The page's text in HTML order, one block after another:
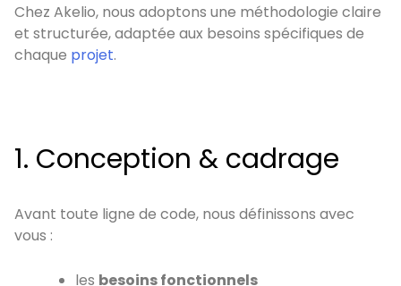
Chez Akelio, nous adoptons une méthodologie claire
et structurée, adaptée aux besoins spécifiques de
chaque projet.
1. Conception & cadrage
Avant toute ligne de code, nous définissons avec
vous :
les besoins fonctionnels